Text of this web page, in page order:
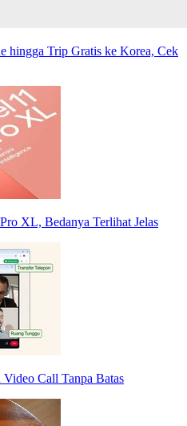
hingga Trip Gratis ke Korea, Cek
XL, Bedanya Terlihat Jelas
Call Tanpa Batas